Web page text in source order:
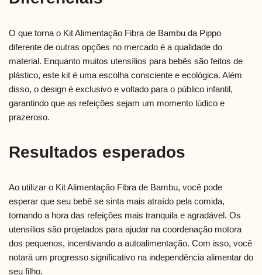
O que torna o Kit Alimentação Fibra de Bambu da Pippo
diferente de outras opções no mercado é a qualidade do
material. Enquanto muitos utensílios para bebês são feitos de
plástico, este kit é uma escolha consciente e ecológica. Além
disso, o design é exclusivo e voltado para o público infantil,
garantindo que as refeições sejam um momento lúdico e
prazeroso.
Resultados esperados
Ao utilizar o Kit Alimentação Fibra de Bambu, você pode
esperar que seu bebê se sinta mais atraído pela comida,
tornando a hora das refeições mais tranquila e agradável. Os
utensílios são projetados para ajudar na coordenação motora
dos pequenos, incentivando a autoalimentação. Com isso, você
notará um progresso significativo na independência alimentar do
seu filho.